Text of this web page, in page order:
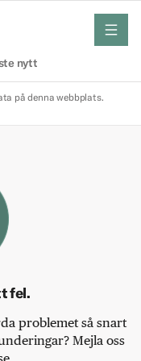
nytt
meny
på denna webbplats.
fel.
problemet så snart
Mejla oss